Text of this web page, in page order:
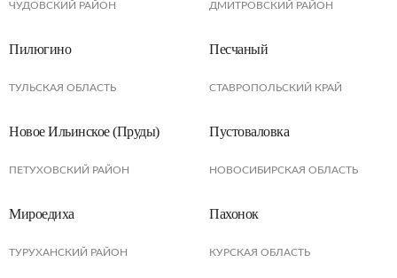
ЧУДОВСКИЙ РАЙОН ДМИТРОВСКИЙ РАЙОН
Пилюгино
ТУЛЬСКАЯ ОБЛАСТЬ
Песчаный
СТАВРОПОЛЬСКИЙ КРАЙ
Новое Ильинское (Пруды)
ПЕТУХОВСКИЙ РАЙОН
Пустоваловка
НОВОСИБИРСКАЯ ОБЛАСТЬ
Мироедиха
ТУРУХАНСКИЙ РАЙОН
Пахонок
КУРСКАЯ ОБЛАСТЬ